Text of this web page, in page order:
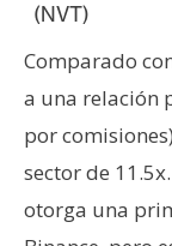
(NVT)
Comparado
a una relación
por
sector de
otorga una